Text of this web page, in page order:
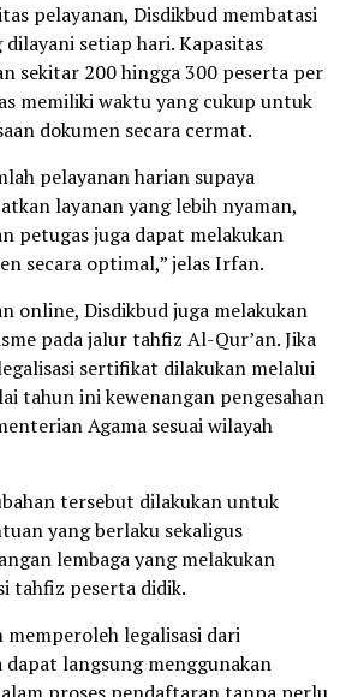
pelayanan, Disdikbud membatasi
setiap hari. Kapasitas
sekitar 200 hingga 300 peserta per
memiliki waktu yang cukup untuk
dokumen secara cermat.
pelayanan harian supaya
layanan yang lebih nyaman,
petugas juga dapat melakukan
secara optimal,” jelas Irfan.
online, Disdikbud juga melakukan
pada jalur tahfiz Al-Qur’an. Jika
sertifikat dilakukan melalui
tahun ini kewenangan pengesahan
Agama sesuai wilayah
tersebut dilakukan untuk
yang berlaku sekaligus
lembaga yang melakukan
tahfiz peserta didik.
memperoleh legalisasi dari
dapat langsung menggunakan